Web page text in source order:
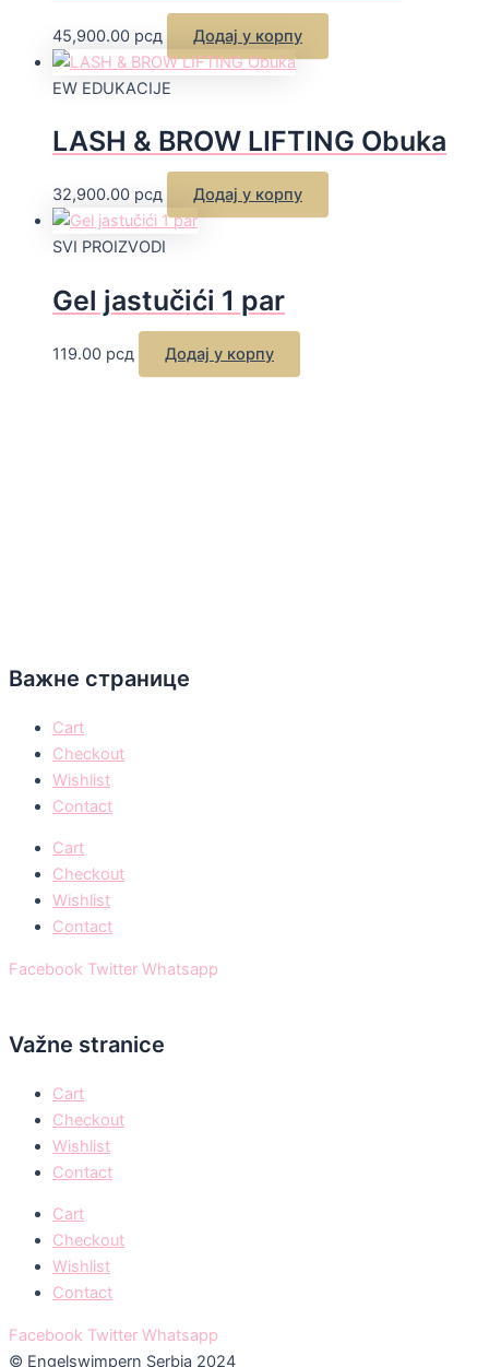
45,900.00 рсд Додај у корпу
EW EDUKACIJE
LASH & BROW LIFTING Obuka
32,900.00 рсд Додај у корпу
SVI PROIZVODI
Gel jastučići 1 par
119.00 рсд Додај у корпу
Важне странице
Cart
Checkout
Wishlist
Contact
Cart
Checkout
Wishlist
Contact
Facebook Twitter Whatsapp
Važne stranice
Cart
Checkout
Wishlist
Contact
Cart
Checkout
Wishlist
Contact
Facebook Twitter Whatsapp
© Engelswimpern Serbia 2024